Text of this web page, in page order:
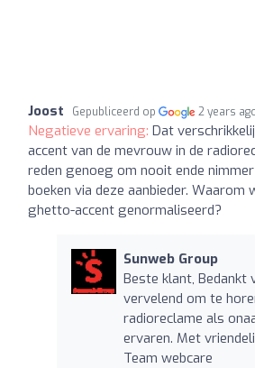
Joost Gepubliceerd op 2 years
Negatieve ervaring: Dat
accent van de mevrouw in de
reden genoeg om nooit ende
boeken via deze aanbieder. Waarom
ghetto-accent genormaliseerd?
Sunweb Group
Beste klant, Bedankt
vervelend om te
radioreclame als
ervaren. Met
Team webcare